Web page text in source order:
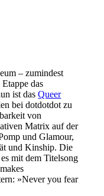
– zumindest
das
ist dasQueer
bei dotdotdot zu
von
Matrix auf der
und Glamour,
und Kinship. Die
mit dem Titelsong
»Never you fear